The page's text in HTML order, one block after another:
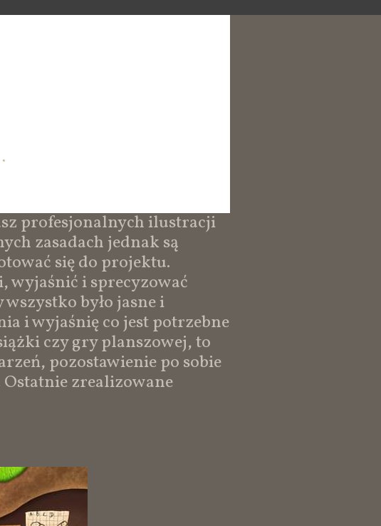
profesjonalnych ilustracji
zasadach jednak są
się do projektu.
wyjaśnić i sprecyzować
było jasne i
i wyjaśnię co jest potrzebne
czy gry planszowej, to
pozostawienie po sobie
zrealizowane